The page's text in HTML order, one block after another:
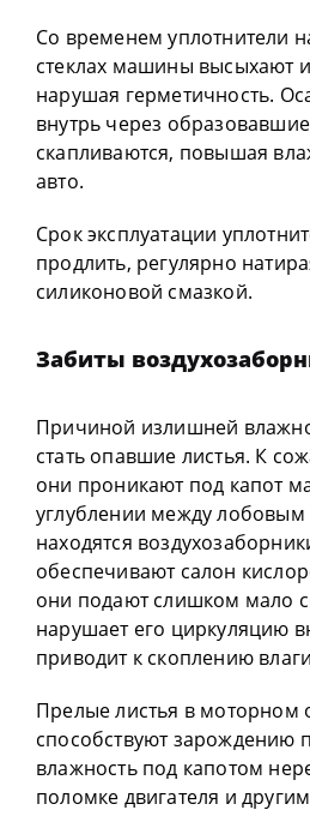
Со временем уплотнители
стеклах машины высыхают
нарушая герметичность.
внутрь через
скапливаются, повышая
авто.
Срок эксплуатации
продлить, регулярно
силиконовой смазкой.
Забиты
Причиной излишней
стать опавшие листья. К
они проникают под капот
углублении между лобовым
находятся
обеспечивают салон
они подают слишком мало
нарушает его циркуляцию
приводит к скоплению
Прелые листья в моторном
способствуют зарождению
влажность под капотом
поломке двигателя и